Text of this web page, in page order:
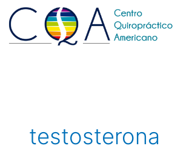
contenido
testosterona